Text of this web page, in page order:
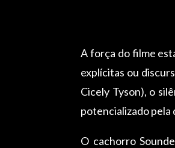
A força do filme
explícitas ou
Cicely Tyson), o
potencializado pela
O cachorro